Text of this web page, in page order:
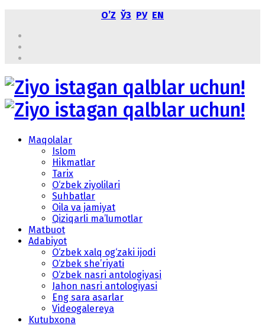
OʼZ ЎЗ РУ EN
Maqolalar
Islom
Hikmatlar
Tarix
O‘zbek ziyolilari
Suhbatlar
Oila va jamiyat
Qiziqarli ma’lumotlar
Matbuot
Adabiyot
O‘zbek xalq og‘zaki ijodi
O‘zbek she’riyati
O‘zbek nasri antologiyasi
Jahon nasri antologiyasi
Eng sara asarlar
Videogalereya
Kutubxona